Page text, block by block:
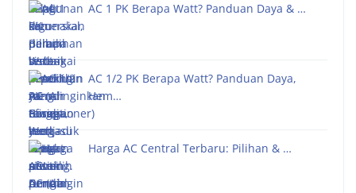
AC 1 PK Berapa Watt? Panduan Daya & …
AC 1/2 PK Berapa Watt? Panduan Daya,
Hem…
Harga AC Central Terbaru: Pilihan & …